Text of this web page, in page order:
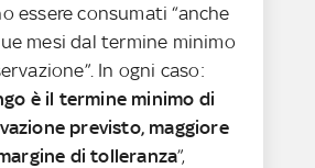
essere consumati “anche
mesi dal termine minimo
In ogni caso:
è il termine minimo di
previsto, maggiore
di tolleranza”,